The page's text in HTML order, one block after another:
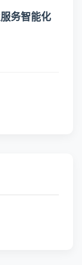
务智能化